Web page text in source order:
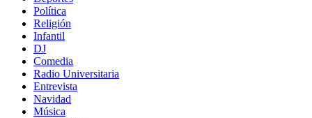
Política
Religión
Infantil
DJ
Comedia
Radio Universitaria
Entrevista
Navidad
Música